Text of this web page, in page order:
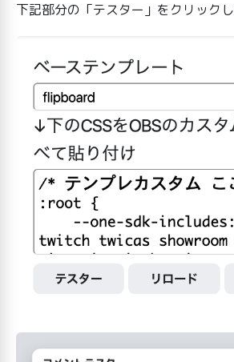
下記部分の「テスター」をクリック